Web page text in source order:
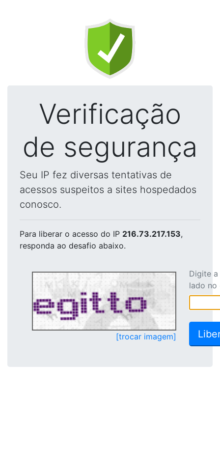
Verificação
de segurança
Seu IP fez diversas tentativas de
acessos suspeitos a sites hospedados
conosco.
Para liberar o acesso do IP 216.73.217.153,
responda ao desafio abaixo.
[trocar imagem]
Digite
lado no